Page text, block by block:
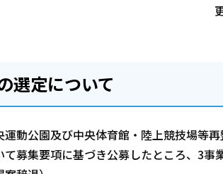
選定について
動公園及び中央体育館・陸上競技場等
て募集要項に基づき公募したところ、3